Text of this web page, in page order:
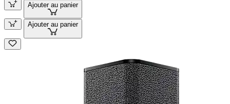
Ajouter au panier
Ajouter au panier